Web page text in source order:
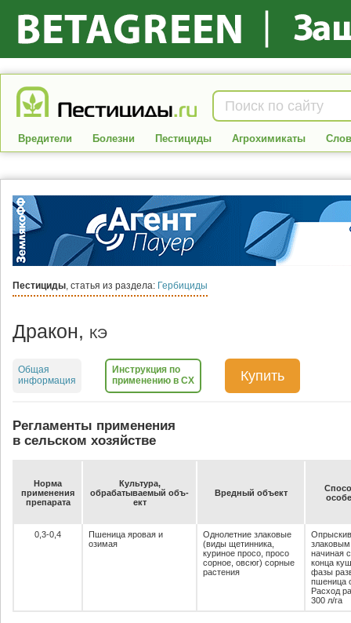
Вредители Болезни Пестициды Агрохимикаты
Пестициды, статья из раздела: Гербициды
Дракон, КЭ
Общая
информация
Инструкция по
применению в СХ
Купить
Регламенты применения
в сельском хозяйстве
Нор­ма
при­ме­не­ния
пре­па­ра­та
Куль­ту­ра,
об­ра­ба­ты­ва­емый объ­
ект
Вред­ный объ­ект
0,3-0,4
Пшеница яровая и
озимая
Однолетние злаковые
(виды щетинника,
куриное просо, просо
сорное, овсюг) сорные
растения
начиная
конца
фазы
пшеница
Расход
300 л/га